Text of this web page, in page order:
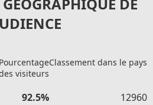
Pourcentage
visiteurs
Classement dans le pays
92.5% 12960